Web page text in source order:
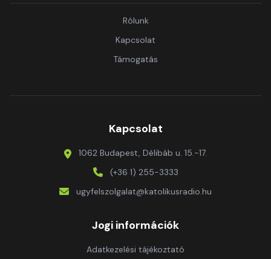
Rólunk
Kapcsolat
Támogatás
Kapcsolat
1062 Budapest, Délibáb u. 15.-17.
(+36 1) 255-3333
ugyfelszolgalat@katolikusradio.hu
Jogi információk
Adatkezelési tájékoztató